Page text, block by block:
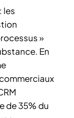
: les
»
En
de 35% du